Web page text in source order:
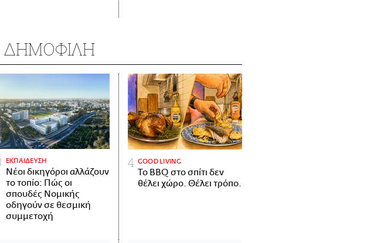
ΔΗΜΟΦΙΛΗ
ΕΚΠΑΙΔΕΥΣΗ
Νέοι δικηγόροι αλλάζουν
το τοπίο: Πώς οι
σπουδές Νομικής
οδηγούν σε θεσμική
συμμετοχή
GOOD LIVING
Το BBQ στο σπίτι δεν
θέλει χώρο. Θέλει τρόπο.